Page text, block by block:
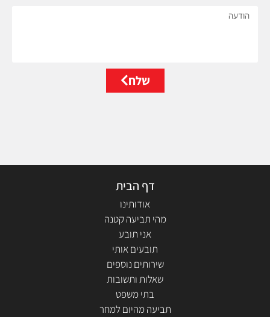
הודעה
שלח
דף הבית
אודותינו
מהי תביעה קטנה
אני תובע
תובעים אותי
שירותים נוספים
שאלות ותשובות
בתי משפט
תביעה מהיום למחר